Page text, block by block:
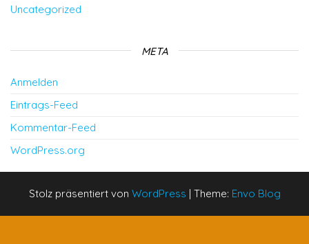
Uncategorized
META
Anmelden
Eintrags-Feed
Kommentar-Feed
WordPress.org
Stolz präsentiert von WordPress | Theme: Envo Blog